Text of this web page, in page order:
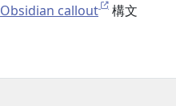
Obsidian callout
構文